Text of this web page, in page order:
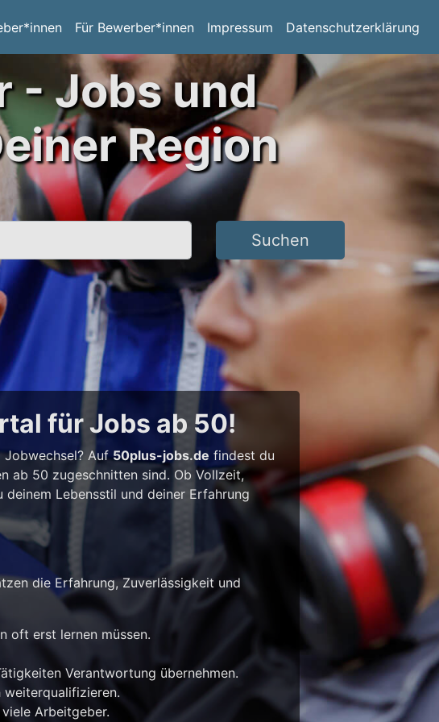
Für Bewerber*innen Impressum Datenschutzerklärung
- Jobs und
Region
Suchen
für Jobs ab 50!
Jobwechsel? Auf50plus-jobs.de findest du
ab 50 zugeschnitten sind. Ob Vollzeit,
Lebensstil und deiner Erfahrung
die Erfahrung, Zuverlässigkeit und
oft erst lernen müssen.
Verantwortung übernehmen.
weiterqualifizieren.
Arbeitgeber.